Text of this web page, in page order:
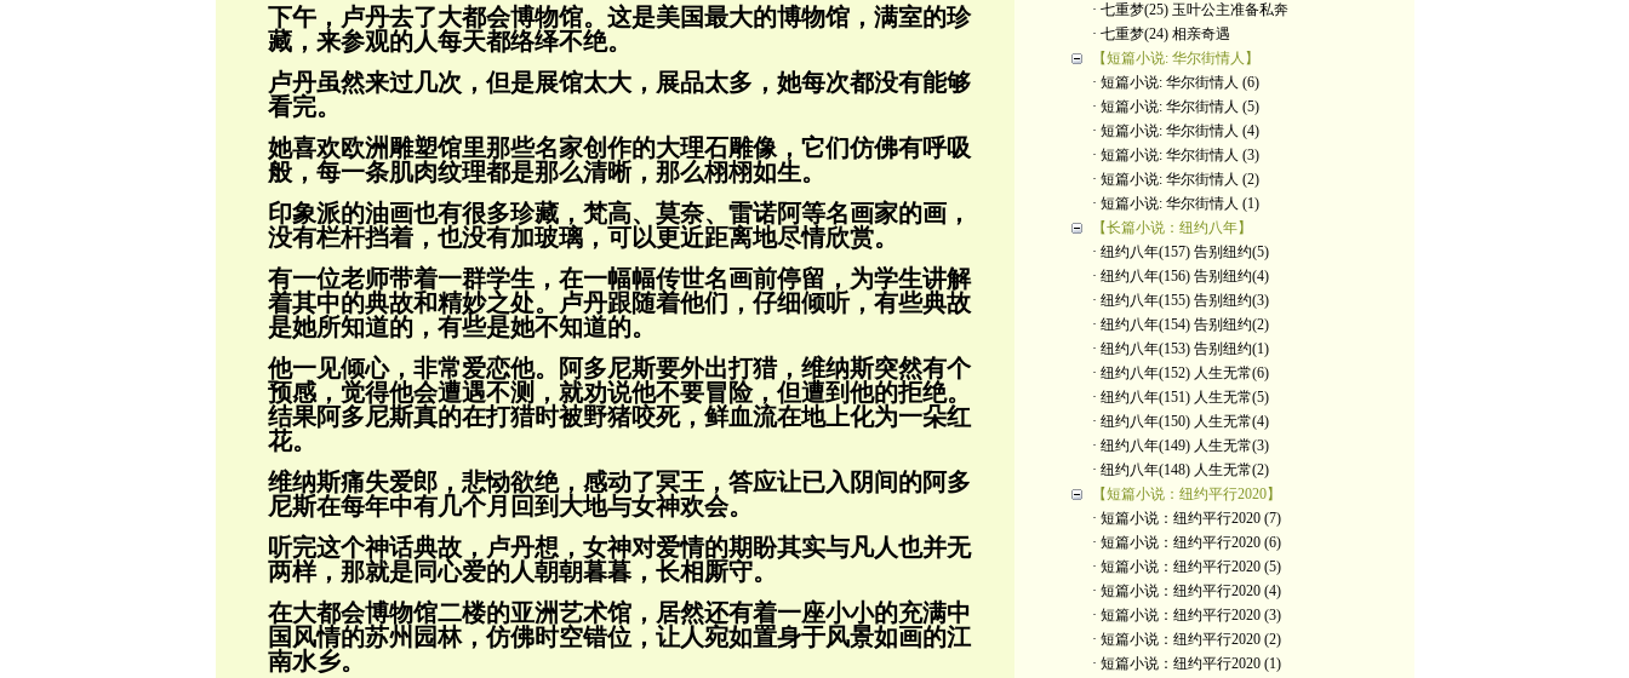
下午，卢丹去了大都会博物馆。这是美国最大的博物馆，满室的珍
藏，来参观的人每天都络绎不绝。
卢丹虽然来过几次，但是展馆太大，展品太多，她每次都没有能够
看完。
她喜欢欧洲雕塑馆里那些名家创作的大理石雕像，它们仿佛有呼吸
般，每一条肌肉纹理都是那么清晰，那么栩栩如生。
印象派的油画也有很多珍藏，梵高、莫奈、雷诺阿等名画家的画，
没有栏杆挡着， 也没有加玻璃，可以更近距离地尽情欣赏。
有一位老师带着一群学生，在一幅幅传世名画前停留，为学生讲解
着其中的典故和精妙之处。卢丹跟随着他们，仔细倾听，有些典故
是她所知道的，有些是她不知道的。
他一见倾心，非常爱恋他。阿多尼斯要外出打猎，维纳斯突然有个
预感，觉得他会遭遇不测，就劝说他不要冒险，但遭到他的拒绝。
结果阿多尼斯真的在打猎时被野猪咬死，鲜血流在地上化为一朵红
花。
维纳斯痛失爱郎，悲恸欲绝，感动了冥王，答应让已入阴间的阿多
尼斯在每年中有几个月回到大地与女神欢会。
听完这个神话典故，卢丹想，女神对爱情的期盼其实与凡人也并无
两样，那就是同心爱的人朝朝暮暮，长相厮守。
在大都会博物馆二楼的亚洲艺术馆，居然还有着一座小小的充满中
国风情的苏州园林，仿佛时空错位，让人宛如置身于风景如画的江
南水乡。
· 七重梦(25) 玉叶公主准备私奔
· 七重梦(24) 相亲奇遇
【短篇小说: 华尔街情人】
· 短篇小说: 华尔街情人 (6)
· 短篇小说: 华尔街情人 (5)
· 短篇小说: 华尔街情人 (4)
· 短篇小说: 华尔街情人 (3)
· 短篇小说: 华尔街情人 (2)
· 短篇小说: 华尔街情人 (1)
【长篇小说：纽约八年】
· 纽约八年(157) 告别纽约(5)
· 纽约八年(156) 告别纽约(4)
· 纽约八年(155) 告别纽约(3)
· 纽约八年(154) 告别纽约(2)
· 纽约八年(153) 告别纽约(1)
· 纽约八年(152) 人生无常(6)
· 纽约八年(151) 人生无常(5)
· 纽约八年(150) 人生无常(4)
· 纽约八年(149) 人生无常(3)
· 纽约八年(148) 人生无常(2)
【短篇小说：纽约平行2020】
· 短篇小说：纽约平行2020 (7)
· 短篇小说：纽约平行2020 (6)
· 短篇小说：纽约平行2020 (5)
· 短篇小说：纽约平行2020 (4)
· 短篇小说：纽约平行2020 (3)
· 短篇小说：纽约平行2020 (2)
· 短篇小说：纽约平行2020 (1)